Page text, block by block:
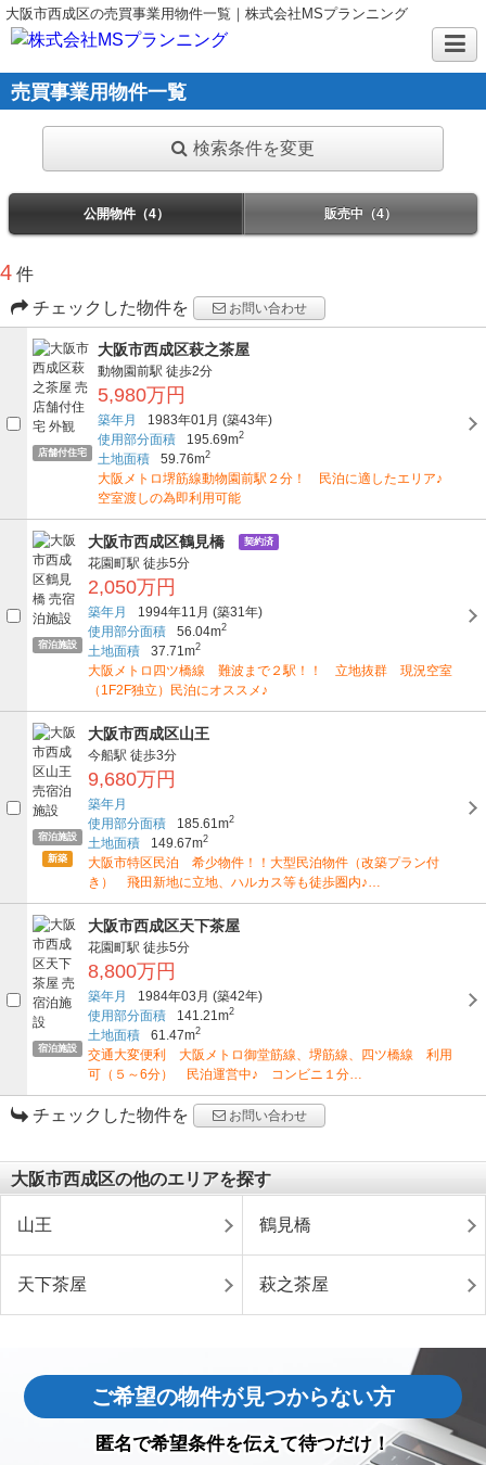
大阪市西成区の売買事業用物件一覧｜株式会社MSプランニング
売買事業用物件一覧
検索条件を変更
公開物件（4） 販売中（4）
4 件
チェックした物件を
お問い合わせ
店舗付住宅
大阪市西成区萩之茶屋
動物園前駅 徒歩2分
5,980万円
築年月 1983年01月 (築43年)
使用部分面積
195.69m2
土地面積 59.76m2
大阪メトロ堺筋線動物園前駅２分！ 民泊に適したエリア♪
空室渡しの為即利用可能
宿泊施設
大阪市西成区鶴見橋 契約済
花園町駅 徒歩5分
2,050万円
築年月 1994年11月 (築31年)
使用部分面積
56.04m2
土地面積 37.71m2
大阪メトロ四ツ橋線 難波まで２駅！！ 立地抜群 現況空室
（1F2F独立）民泊にオススメ♪
宿泊施設
新築
大阪市西成区山王
今船駅 徒歩3分
9,680万円
築年月
使用部分面積
185.61m2
土地面積 149.67m2
大阪市特区民泊 希少物件！！大型民泊物件（改築プラン付
き） 飛田新地に立地、ハルカス等も徒歩圏内♪…
宿泊施設
大阪市西成区天下茶屋
花園町駅 徒歩5分
8,800万円
築年月 1984年03月 (築42年)
使用部分面積
141.21m2
土地面積 61.47m2
交通大変便利 大阪メトロ御堂筋線、堺筋線、四ツ橋線 利用
可（５～6分） 民泊運営中♪ コンビニ１分…
チェックした物件を お問い合わせ
大阪市西成区の他のエリアを探す
山王 鶴見橋
天下茶屋 萩之茶屋
ご希望の物件が見つからない方
匿名で希望条件を伝えて待つだけ！